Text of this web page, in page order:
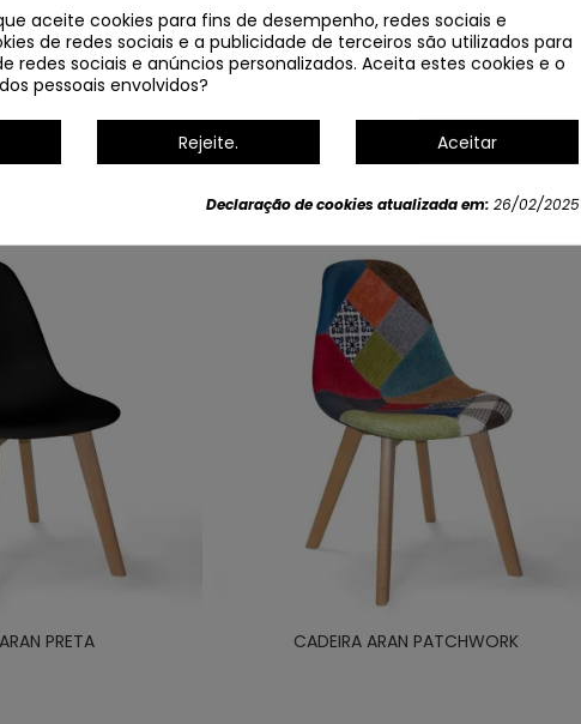
PRETA CADEIRA ARAN PATCHWORK
aceite cookies para fins de desempenho, redes sociais e
de redes sociais e a publicidade de terceiros são utilizados para
redes sociais e anúncios personalizados. Aceita estes cookies e o
pessoais envolvidos?
Rejeite. Aceitar
Declaração de cookies atualizada em:26/02/2025